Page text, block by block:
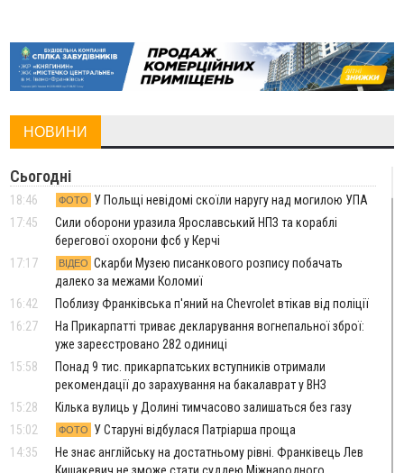
НОВИНИ
Сьогодні
18:46 ФОТО
У Польщі невідомі скоїли наругу над могилою УПА
17:45
Сили оборони уразила Ярославський НПЗ та кораблі
берегової охорони фсб у Керчі
17:17
ВІДЕО Скарби Музею писанкового розпису побачать
далеко за межами Коломиї
16:42
Поблизу Франківська п'яний на Chevrolet втікав від поліції
16:27
На Прикарпатті триває декларування вогнепальної зброї:
уже зареєстровано 282 одиниці
15:58
Понад 9 тис. прикарпатських вступників отримали
рекомендації до зарахування на бакалаврат у ВНЗ
15:28
Кілька вулиць у Долині тимчасово залишаться без газу
15:02
ФОТО
У Старуні відбулася Патріарша проща
14:35
Не знає англійську на достатньому рівні. Франківець Лев